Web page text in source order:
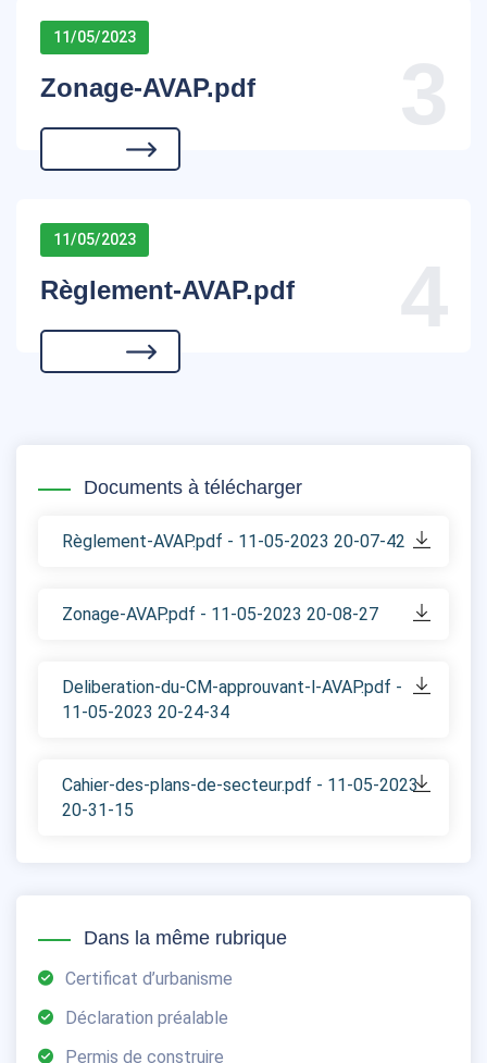
11/05/2023
Zonage-AVAP.pdf
11/05/2023
Règlement-AVAP.pdf
Documents à télécharger
Règlement-AVAP.pdf - 11-05-2023 20-07-42
Zonage-AVAP.pdf - 11-05-2023 20-08-27
Deliberation-du-CM-approuvant-l-AVAP.pdf -
11-05-2023 20-24-34
Cahier-des-plans-de-secteur.pdf - 11-05-2023
20-31-15
Dans la même rubrique
Certificat d’urbanisme
Déclaration préalable
Permis de construire